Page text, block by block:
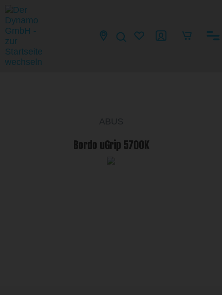
ABUS
Bordo uGrip 5700K